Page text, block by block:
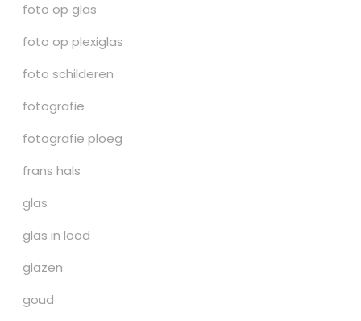
foto op glas
foto op plexiglas
foto schilderen
fotografie
fotografie ploeg
frans hals
glas
glas in lood
glazen
goud